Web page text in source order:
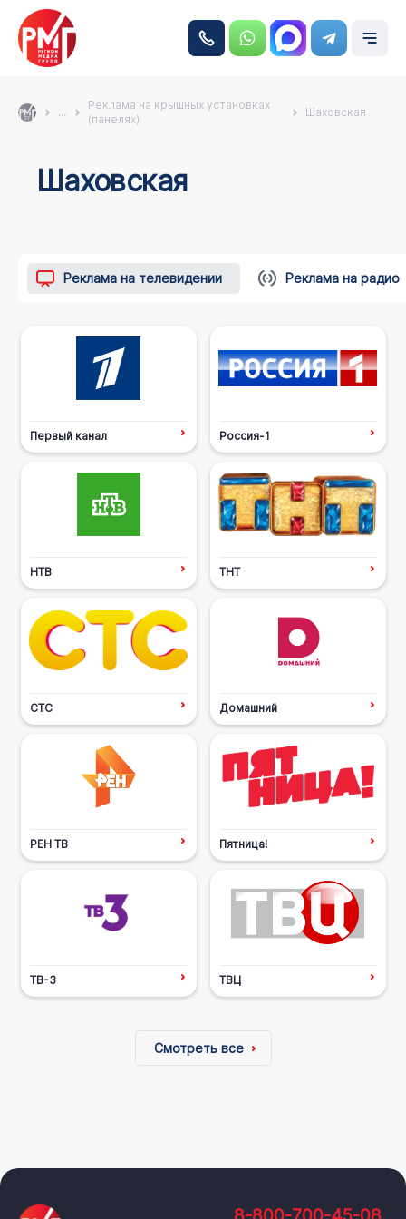
...
Реклама на крышных установках
(панелях)
Шаховская
Шаховская
Реклама на телевидении Реклама на радио
Первый канал Россия-1
НТВ ТНТ
СТС Домашний
РЕН ТВ Пятница!
ТВ-3 ТВЦ
Смотреть все